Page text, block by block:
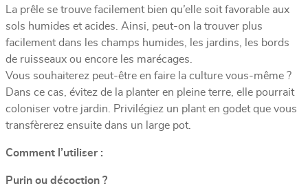
La prêle se trouve facilement bien qu’elle soit favorable aux
sols humides et acides. Ainsi, peut-on la trouver plus
facilement dans les champs humides, les jardins, les bords
de ruisseaux ou encore les marécages.
Vous souhaiterez peut-être en faire la culture vous-même ?
Dans ce cas, évitez de la planter en pleine terre, elle pourrait
coloniser votre jardin. Privilégiez un plant en godet que vous
transfèrerez ensuite dans un large pot.
Comment l’utiliser :
Purin ou décoction ?